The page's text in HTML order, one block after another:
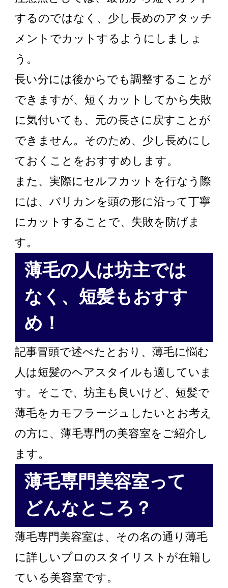
するのではなく、少し長めのアタッチ
メントでカットするようにしましょ
う。
長い分には後からでも調整することが
できますが、短くカットしてから失敗
に気付いても、元の長さに戻すことが
できません。そのため、少し長めにし
ておくことをおすすめします。
また、実際にセルフカットを行なう際
には、バリカンを頭の形に沿って丁寧
にカットすることで、失敗を防げま
す。
薄毛の人は坊主では
なく、短髪もおすす
め！
記事冒頭で述べたとおり、薄毛に悩む
人は短髪のヘアスタイルも適していま
す。そこで、坊主も良いけど、短髪で
薄毛をカモフラージュしたいとお考え
の方に、薄毛専門の美容室をご紹介し
ます。
薄毛専門美容室って
どんなところ？
薄毛専門美容室は、その名の通り薄毛
に詳しいプロのスタイリストが在籍し
ている美容室です。